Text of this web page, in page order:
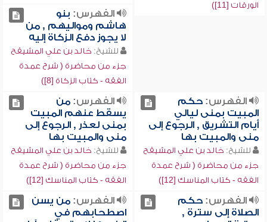
الورقات [11])
الفهرس: بنو
هاشم ومواليهم , من
لا يجوز دفع الزكاة إليه
للشيخ: خالد بن علي المشيقح
جزء من محاضرة ( شرح عمدة
الفقه - كتاب الزكاة [8])
الفهرس:حكم
المبيت بمنى ليالي
أيام التشريق , الرجوع إلى
منى والمبيت بها
للشيخ: خالد بن علي المشيقح
جزء من محاضرة ( شرح عمدة
الفقه - كتاب المناسك [12])
الفهرس:من
يسقط عنهم المبيت
بمنى لعذر , الرجوع إلى
منى والمبيت بها
للشيخ: خالد بن علي المشيقح
جزء من محاضرة ( شرح عمدة
الفقه - كتاب المناسك [12])
الفهرس:حكم
الصلاة إلى سترة ,
الفهرس:من يسن
اصطحابهم في